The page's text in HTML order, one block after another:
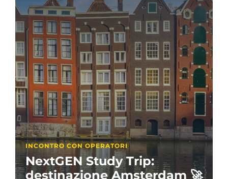
INCONTRO CON OPERATORI
NextGEN Study Trip:
destinazione Amsterdam 🚀